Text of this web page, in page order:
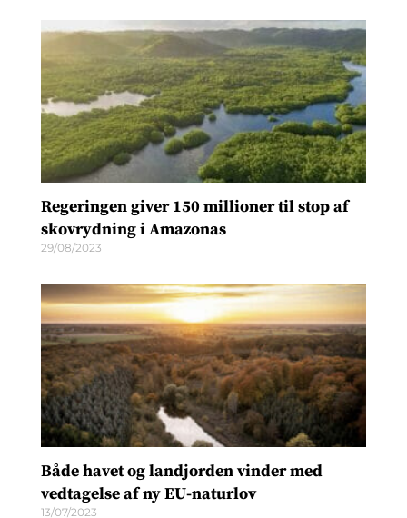
Regeringen giver 150 millioner til stop af
skovrydning i Amazonas
29/08/2023
Både havet og landjorden vinder med
vedtagelse af ny EU-naturlov
13/07/2023